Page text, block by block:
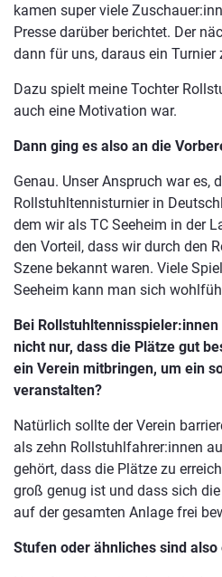
kamen super viele
Presse darüber berichtet. Der
dann für uns, daraus ein Turnier
Dazu spielt meine Tochter
auch eine Motivation war.
Dann ging es also an die
Genau. Unser Anspruch war es,
Rollstuhltennisturnier in
dem wir als TC Seeheim in der
den Vorteil, dass wir durch den
Szene bekannt waren. Viele
Seeheim kann man sich
Bei
nicht nur, dass die Plätze gut
ein Verein mitbringen, um ein
veranstalten?
Natürlich sollte der Verein
als zehn Rollstuhlfahrer:innen
gehört, dass die Plätze zu
groß genug ist und dass sich
auf der gesamten Anlage frei
Stufen oder ähnliches sind also